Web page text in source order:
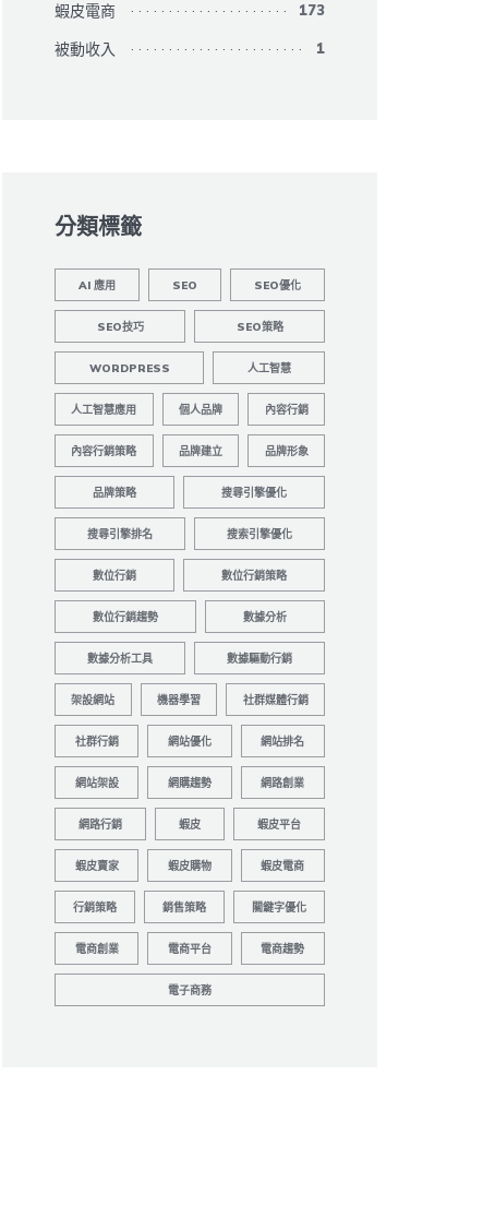
蝦皮電商 173
被動收入 1
分類標籤
AI 應用 SEO SEO優化
SEO技巧 SEO策略
WORDPRESS 人工智慧
人工智慧應用 個人品牌 內容行銷
內容行銷策略 品牌建立 品牌形象
品牌策略 搜尋引擎優化
搜尋引擎排名 搜索引擎優化
數位行銷 數位行銷策略
數位行銷趨勢 數據分析
數據分析工具 數據驅動行銷
架設網站 機器學習 社群媒體行銷
社群行銷 網站優化 網站排名
網站架設 網購趨勢 網路創業
網路行銷 蝦皮 蝦皮平台
蝦皮賣家 蝦皮購物 蝦皮電商
行銷策略 銷售策略 關鍵字優化
電商創業 電商平台 電商趨勢
電子商務